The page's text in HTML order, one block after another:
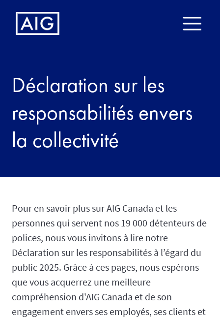
Déclaration sur les
responsabilités envers
la collectivité
Pour en savoir plus sur AIG Canada et les
personnes qui servent nos 19 000 détenteurs de
polices, nous vous invitons à lire notre
Déclaration sur les responsabilités à l’égard du
public 2025. Grâce à ces pages, nous espérons
que vous acquerrez une meilleure
compréhension d'AIG Canada et de son
engagement envers ses employés, ses clients et